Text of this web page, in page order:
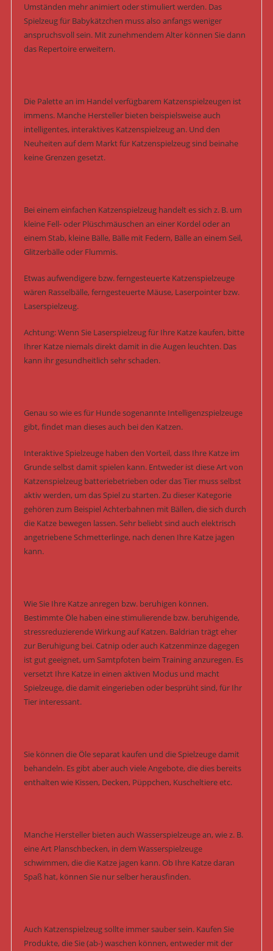
Umständen mehr animiert oder stimuliert werden. Das
Spielzeug für Babykätzchen muss also anfangs weniger
anspruchsvoll sein. Mit zunehmendem Alter können Sie dann
das Repertoire erweitern.
Die Palette an im Handel verfügbarem Katzenspielzeugen ist
immens. Manche Hersteller bieten beispielsweise auch
intelligentes, interaktives Katzenspielzeug an. Und den
Neuheiten auf dem Markt für Katzenspielzeug sind beinahe
keine Grenzen gesetzt.
Bei einem einfachen Katzenspielzeug handelt es sich z. B. um
kleine Fell- oder Plüschmäuschen an einer Kordel oder an
einem Stab, kleine Bälle, Bälle mit Federn, Bälle an einem Seil,
Glitzerbälle oder Flummis.
Etwas aufwendigere bzw. ferngesteuerte Katzenspielzeuge
wären Rasselbälle, ferngesteuerte Mäuse, Laserpointer bzw.
Laserspielzeug.
Achtung: Wenn Sie Laserspielzeug für Ihre Katze kaufen, bitte
Ihrer Katze niemals direkt damit in die Augen leuchten. Das
kann ihr gesundheitlich sehr schaden.
Genau so wie es für Hunde sogenannte Intelligenzspielzeuge
gibt, findet man dieses auch bei den Katzen.
Interaktive Spielzeuge haben den Vorteil, dass Ihre Katze im
Grunde selbst damit spielen kann. Entweder ist diese Art von
Katzenspielzeug batteriebetrieben oder das Tier muss selbst
aktiv werden, um das Spiel zu starten. Zu dieser Kategorie
gehören zum Beispiel Achterbahnen mit Bällen, die sich durch
die Katze bewegen lassen. Sehr beliebt sind auch elektrisch
angetriebene Schmetterlinge, nach denen Ihre Katze jagen
kann.
Wie Sie Ihre Katze anregen bzw. beruhigen können.
Bestimmte Öle haben eine stimulierende bzw. beruhigende,
stressreduzierende Wirkung auf Katzen. Baldrian trägt eher
zur Beruhigung bei. Catnip oder auch Katzenminze dagegen
ist gut geeignet, um Samtpfoten beim Training anzuregen. Es
versetzt Ihre Katze in einen aktiven Modus und macht
Spielzeuge, die damit eingerieben oder besprüht sind, für Ihr
Tier interessant.
Sie können die Öle separat kaufen und die Spielzeuge damit
behandeln. Es gibt aber auch viele Angebote, die dies bereits
enthalten wie Kissen, Decken, Püppchen, Kuscheltiere etc.
Manche Hersteller bieten auch Wasserspielzeuge an, wie z. B.
eine Art Planschbecken, in dem Wasserspielzeuge
schwimmen, die die Katze jagen kann. Ob Ihre Katze daran
Spaß hat, können Sie nur selber herausfinden.
Auch Katzenspielzeug sollte immer sauber sein. Kaufen Sie
Produkte, die Sie (ab-) waschen können, entweder mit der